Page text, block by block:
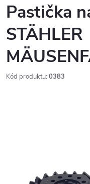
Pastička
STÄHLER
Kód produktu: 0383